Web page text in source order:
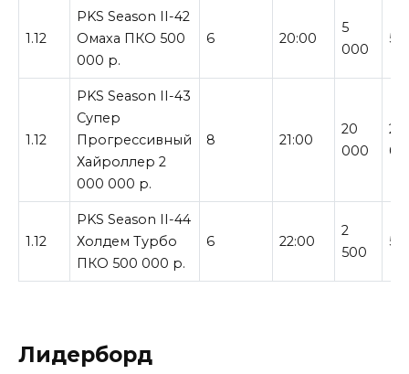
1.12
PKS Season II-42
Омаха ПКО 500
000 р.
6 20:00
5
000
1.12
PKS Season II-43
Супер
Прогрессивный
Хайроллер 2
000 000 р.
8 21:00
20
000
2
1.12
PKS Season II-44
Холдем Турбо
ПКО 500 000 р.
6 22:00
2
500
Лидерборд